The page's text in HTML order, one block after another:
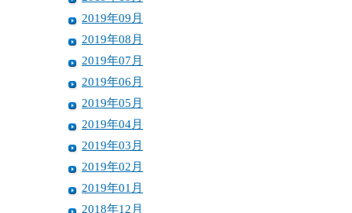
2019年09月
2019年08月
2019年07月
2019年06月
2019年05月
2019年04月
2019年03月
2019年02月
2019年01月
2018年12月